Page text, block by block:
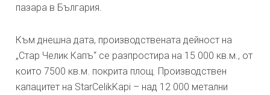
пазара в България.
Към днешна дата, производствената дейност на
„Стар Челик Капъ“ се разпростира на 15 000 кв.м., от
които 7500 кв.м. покрита площ. Производствен
капацитет на StarCelikKapi – над 12 000 метални